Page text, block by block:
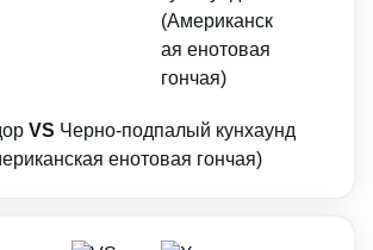
VS Черно-подпалый кунхаунд
енотовая гончая)